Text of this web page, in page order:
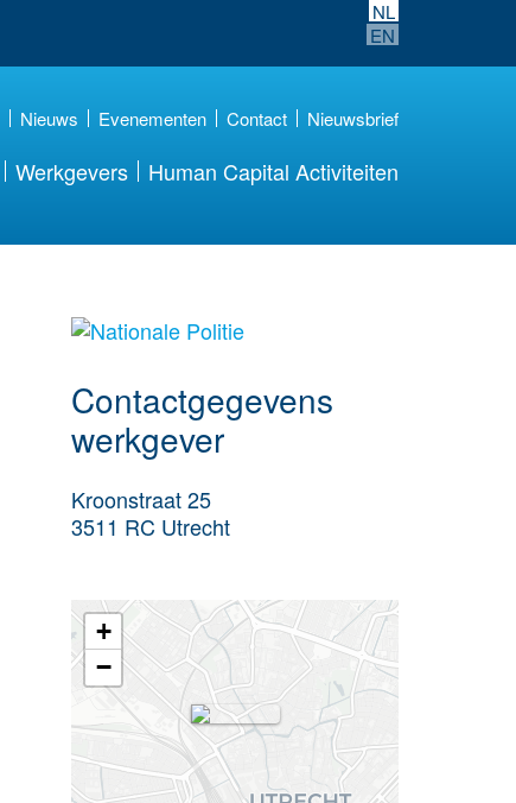
NL
EN
Nieuws Evenementen Contact Nieuwsbrief
Werkgevers Human Capital Activiteiten
Meer werkgever
Contactgegevens
werkgever
Kroonstraat 25
3511 RC Utrecht
+
−